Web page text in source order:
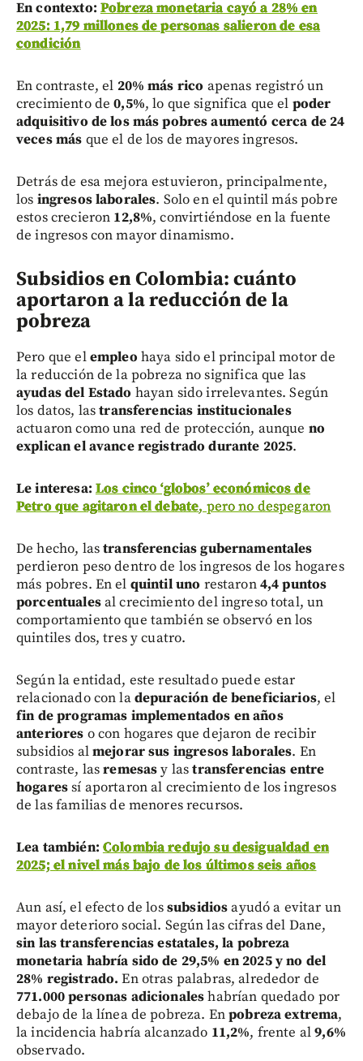
En contexto: Pobreza monetaria cayó a 28% en
2025: 1,79 millones de personas salieron de esa
condición
En contraste, el 20% más rico apenas registró un
crecimiento de0,5%, lo que significa que el poder
adquisitivo de los más pobres aumentó cerca de 24
veces más que el de los de mayores ingresos.
Detrás de esa mejora estuvieron, principalmente,
los ingresos laborales. Solo en el quintil más pobre
estos crecieron 12,8%, convirtiéndose en la fuente
de ingresos con mayor dinamismo.
Subsidios en Colombia: cuánto
aportaron a la reducción de la
pobreza
Pero que elempleo haya sido el principal motor de
la reducción de la pobreza no significa que las
ayudas del Estado hayan sido irrelevantes. Según
los datos, lastransferencias institucionales
actuaron como una red de protección, aunque no
explican el avance registrado durante 2025.
Le interesa: Los cinco ‘globos’ económicos de
Petro que agitaron el debate, pero no despegaron
De hecho, lastransferencias gubernamentales
perdieron peso dentro de los ingresos de los hogares
más pobres. En el quintil uno restaron4,4 puntos
porcentualesal crecimiento del ingreso total, un
comportamiento que también se observó en los
quintiles dos, tres y cuatro.
Según la entidad, este resultado puede estar
relacionado con ladepuración de beneficiarios, el
fin de programas implementados en años
anteriores o con hogares que dejaron de recibir
subsidios almejorar sus ingresos laborales. En
contraste, lasremesasy lastransferencias entre
hogaressí aportaron al crecimiento de los ingresos
de las familias de menores recursos.
Lea también: Colombia redujo su desigualdad en
2025; el nivel más bajo de los últimos seis años
Aun así, el efecto de lossubsidiosayudó a evitar un
mayor deterioro social. Según las cifras del Dane,
sin las transferencias estatales, la pobreza
monetaria habría sido de 29,5% en 2025 y no del
28% registrado.En otras palabras, alrededor de
771.000 personas adicionaleshabrían quedado por
debajo de la línea de pobreza. Enpobreza extrema,
la incidencia habría alcanzado 11,2%, frente al9,6%
observado.